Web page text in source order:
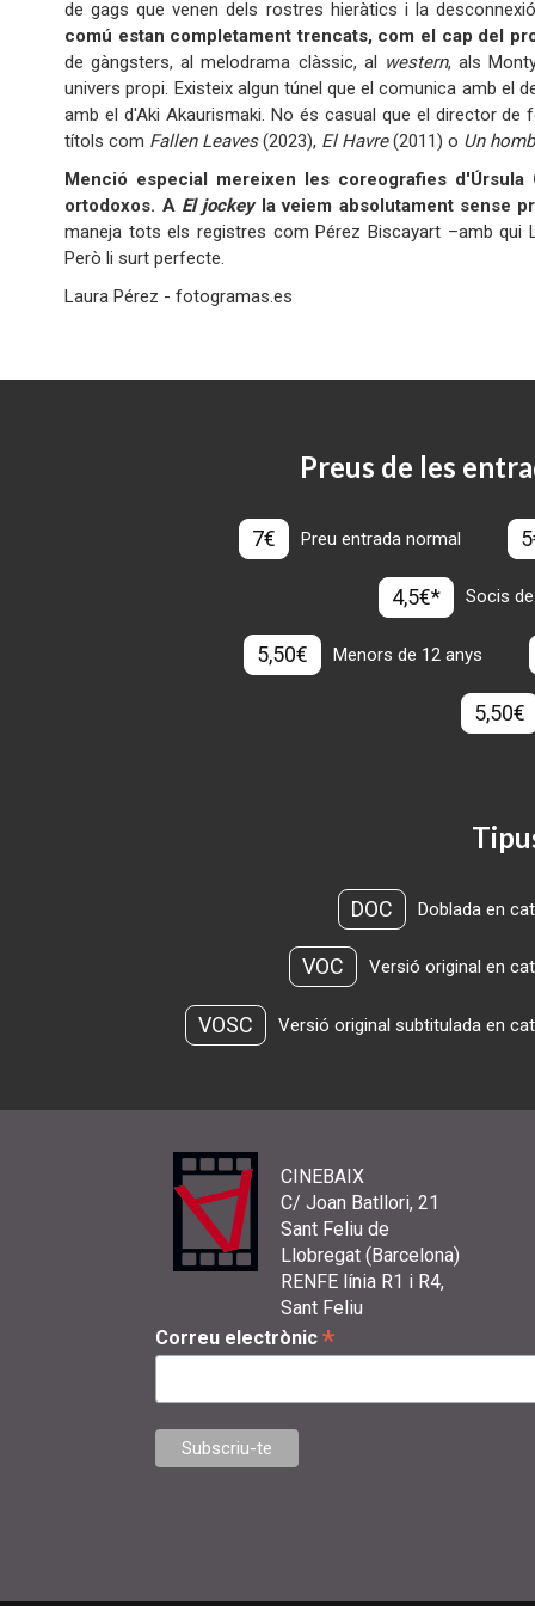
de gags que venen dels rostres hieràtics i la
comú estan completament trencats, com el cap del
de gàngsters, al melodrama clàssic, al western, als
univers propi. Existeix algun túnel que el comunica amb el
amb el d'Aki Akaurismaki. No és casual que el director de
títols com Fallen Leaves(2023), El Havre(2011) o Un
Menció especial mereixen les coreografies
ortodoxos. A El jockey la veiem absolutament sense
maneja tots els registres com Pérez Biscayart –amb qui
Però li surt perfecte.
Laura Pérez - fotogramas.es
Preus de les
7€ Preu entrada normal
4,5€* Socis
5,50€ Menors de 12 anys
5,50€
DOC Doblada en
VOC Versió original en
VOSC Versió original subtitulada en
CINEBAIX
C/ Joan Batllori, 21
Sant Feliu de
Llobregat (Barcelona)
RENFE línia R1 i R4,
Sant Feliu
Correu electrònic *